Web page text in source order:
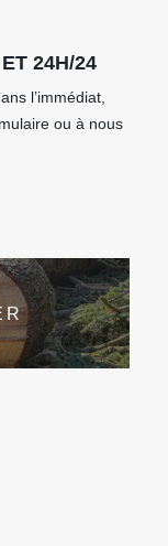
24H/24
l’immédiat,
ou à nous